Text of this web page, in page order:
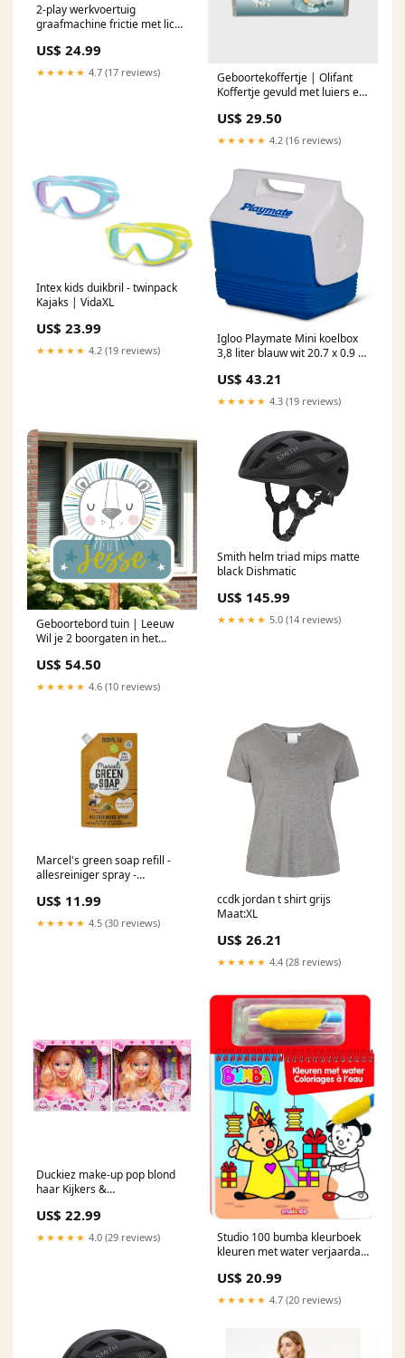
2-play werkvoertuig
graafmachine frictie met licht
US$ 24.99
★★★★★ 4.7 (17 reviews)
Geboortekoffertje | Olifant
Koffertje gevuld met luiers en
US$ 29.50
★★★★★ 4.2 (16 reviews)
Intex kids duikbril - twinpack
Kajaks | VidaXL
US$ 23.99
★★★★★ 4.2 (19 reviews)
Igloo Playmate Mini koelbox
3,8 liter blauw wit 20.7 x 0.9 x
US$ 43.21
★★★★★ 4.3 (19 reviews)
Geboortebord tuin | Leeuw
Wil je 2 boorgaten in het
US$ 54.50
★★★★★ 4.6 (10 reviews)
Smith helm triad mips matte
black Dishmatic
US$ 145.99
★★★★★ 5.0 (14 reviews)
Marcel's green soap refill -
allesreiniger spray -
500ml Bokwiel
US$ 11.99
★★★★★ 4.5 (30 reviews)
ccdk jordan t shirt grijs
Maat:XL
US$ 26.21
★★★★★ 4.4 (28 reviews)
Duckiez make-up pop blond
haar Kijkers &
dots/Richtkijkers
US$ 22.99
★★★★★ 4.0 (29 reviews)
Studio 100 bumba kleurboek
kleuren met water verjaardag
verlichting/Continu verlichting
sets
US$ 20.99
★★★★★ 4.7 (20 reviews)